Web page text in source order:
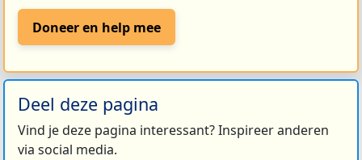
Doneer en help mee
Deel deze pagina
Vind je deze pagina interessant? Inspireer anderen
via social media.